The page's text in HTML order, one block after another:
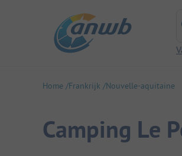
Home Frankrijk Nouvelle-aquitaine
Camping Le